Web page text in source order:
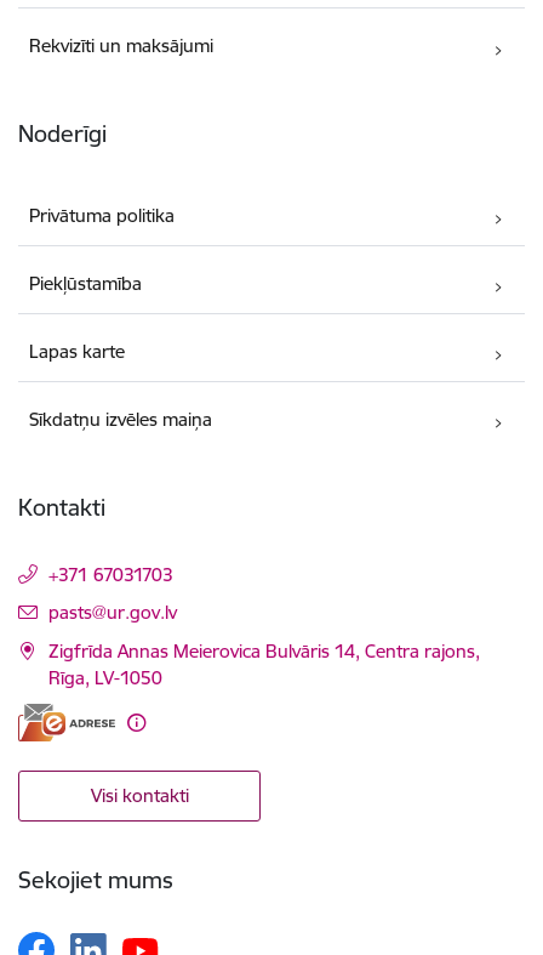
Rekvizīti un maksājumi
Noderīgi
Privātuma politika
Piekļūstamība
Lapas karte
Sīkdatņu izvēles maiņa
Kontakti
+371 67031703
E-pasts:
pasts@ur.gov.lv
Zigfrīda Annas Meierovica Bulvāris 14, Centra rajons,
Rīga, LV-1050
Visi kontakti
Sekojiet mums